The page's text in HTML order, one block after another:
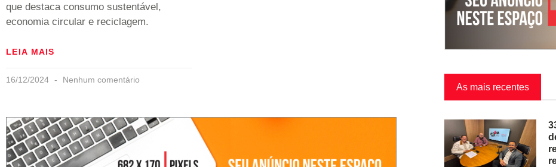
que destaca consumo sustentável,
economia circular e reciclagem.
LEIA MAIS
16/12/2024 Nenhum comentário
As mais recentes